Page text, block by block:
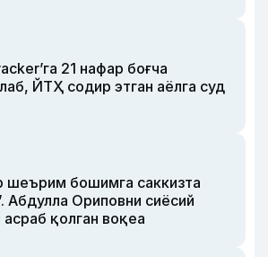
21 нафар боғча
ЙТҲ содир этган аёлга суд
шеърим бошимга саккизта
Абдулла Ориповни сиёсий
қолган воқеа